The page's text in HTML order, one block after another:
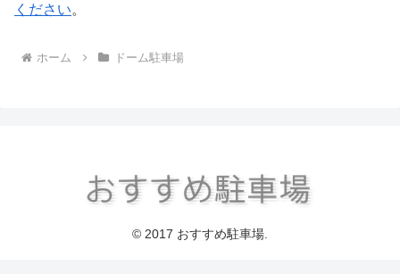
ください。
ホーム ドーム駐車場
© 2017 おすすめ駐車場.